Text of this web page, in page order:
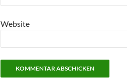
Website